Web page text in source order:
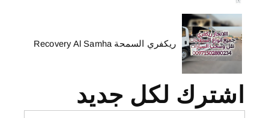
ريكفري السمحة Recovery Al Samha
اشترك لكل جديد